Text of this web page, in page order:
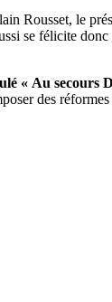
Rousset, le
se félicite donc
« Au secours
des réformes